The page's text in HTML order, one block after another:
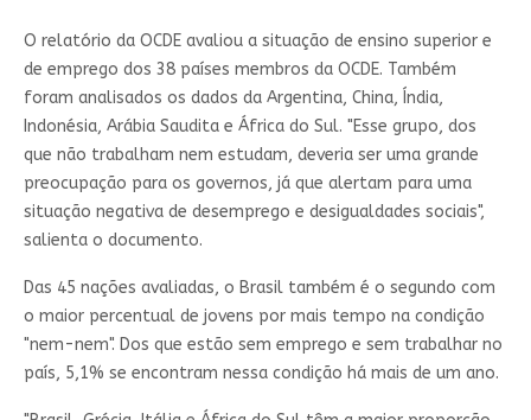
O relatório da OCDE avaliou a situação de ensino superior e
de emprego dos 38 países membros da OCDE. Também
foram analisados os dados da Argentina, China, Índia,
Indonésia, Arábia Saudita e África do Sul. "Esse grupo, dos
que não trabalham nem estudam, deveria ser uma grande
preocupação para os governos, já que alertam para uma
situação negativa de desemprego e desigualdades sociais",
salienta o documento.
Das 45 nações avaliadas, o Brasil também é o segundo com
o maior percentual de jovens por mais tempo na condição
"nem-nem". Dos que estão sem emprego e sem trabalhar no
país, 5,1% se encontram nessa condição há mais de um ano.